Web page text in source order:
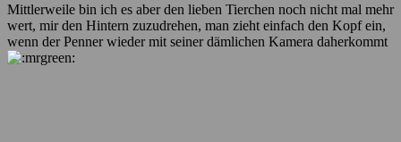
Mittlerweile bin ich es aber den lieben Tierchen noch nicht mal mehr
wert, mir den Hintern zuzudrehen, man zieht einfach den Kopf ein,
wenn der Penner wieder mit seiner dämlichen Kamera daherkommt